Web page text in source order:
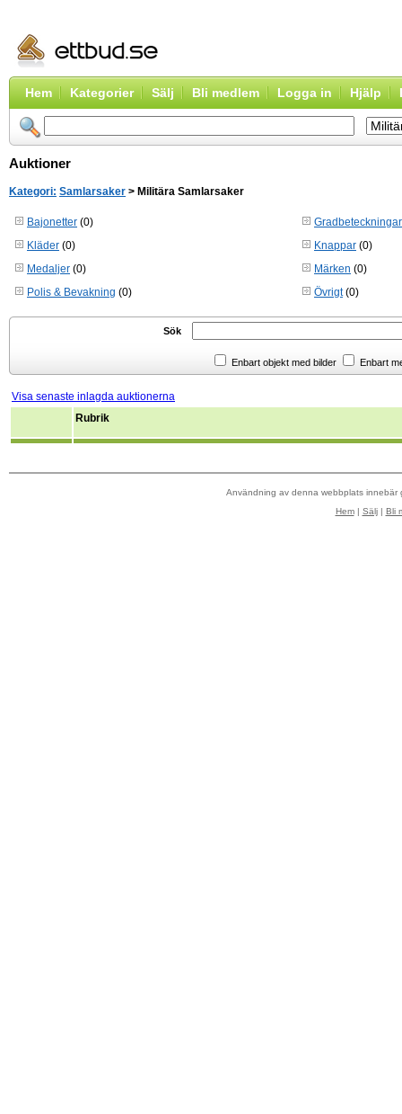
Hem Kategorier Sälj Bli medlem Logga in Hjälp
Auktioner
Kategori: Samlarsaker > Militära Samlarsaker
Bajonetter (0)
Gradbeteckningar
Kläder (0) Knappar (0)
Medaljer (0) Märken (0)
Polis & Bevakning (0) Övrigt(0)
Sök
Enbart objekt med bilder Enbart
Visa senaste inlagda auktionerna
Rubrik
Användning av denna webbplats
Hem| Sälj| Bli